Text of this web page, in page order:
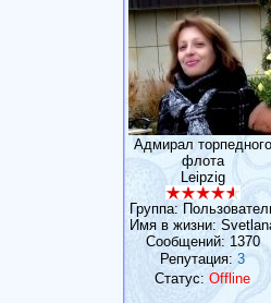
Адмирал торпедного
флота
Leipzig
Группа:
Имя в жизни:
Сообщений: 1370
Репутация: 3
Статус: Offline